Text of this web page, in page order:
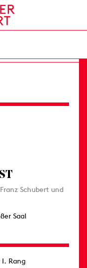
Schubert und
Saal
Rang